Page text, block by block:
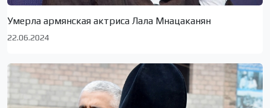
Умерла армянская актриса Лала Мнацаканян
22.06.2024